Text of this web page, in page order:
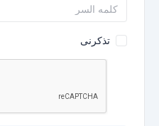
تذكرنى